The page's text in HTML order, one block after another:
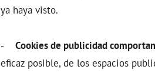
ya haya visto.
- Cookies de publicidad
eficaz posible, de los espacios